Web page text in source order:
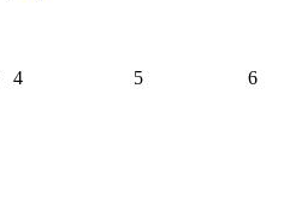
4 5 6